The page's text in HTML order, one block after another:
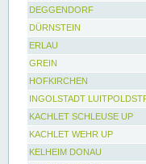
DEGGENDORF
DÜRNSTEIN
ERLAU
GREIN
HOFKIRCHEN
INGOLSTADT
KACHLET SCHLEUSE UP
KACHLET WEHR UP
KELHEIM DONAU